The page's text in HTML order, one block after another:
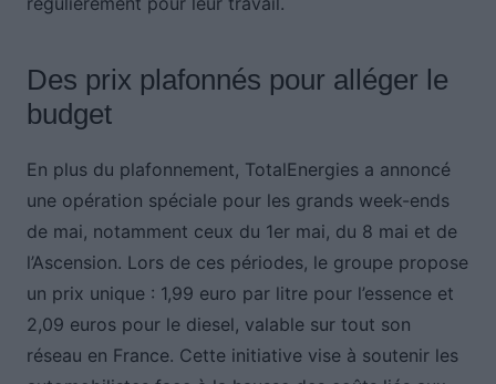
Des prix plafonnés pour alléger le
budget
En plus du plafonnement, TotalEnergies a annoncé
une opération spéciale pour les grands week-ends
de mai, notamment ceux du 1er mai, du 8 mai et de
l’Ascension. Lors de ces périodes, le groupe propose
un prix unique : 1,99 euro par litre pour l’essence et
2,09 euros pour le diesel, valable sur tout son
réseau en France. Cette initiative vise à soutenir les